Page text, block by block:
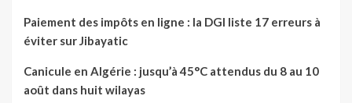
Paiement des impôts en ligne : la DGI liste 17 erreurs à
éviter sur Jibayatic
Canicule en Algérie : jusqu’à 45°C attendus du 8 au 10
août dans huit wilayas